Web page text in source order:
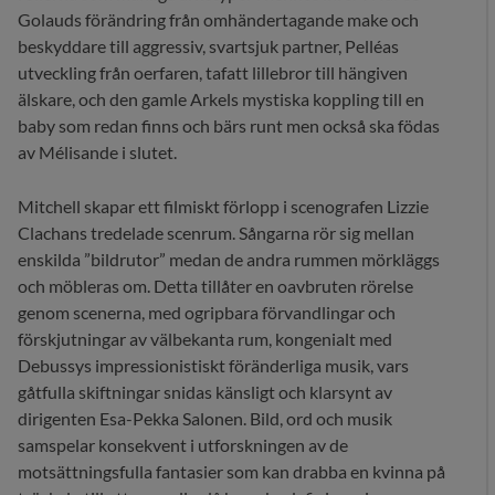
Golauds förändring från omhändertagande make och
beskyddare till aggressiv, svartsjuk partner, Pelléas
utveckling från oerfaren, tafatt lillebror till hängiven
älskare, och den gamle Arkels mystiska koppling till en
baby som redan finns och bärs runt men också ska födas
av Mélisande i slutet.
Mitchell skapar ett filmiskt förlopp i scenografen Lizzie
Clachans tredelade scenrum. Sångarna rör sig mellan
enskilda ”bildrutor” medan de andra rummen mörkläggs
och möbleras om. Detta tillåter en oavbruten rörelse
genom scenerna, med ogripbara förvandlingar och
förskjutningar av välbekanta rum, kongenialt med
Debussys impressionistiskt föränderliga musik, vars
gåtfulla skiftningar snidas känsligt och klarsynt av
dirigenten Esa-Pekka Salonen. Bild, ord och musik
samspelar konsekvent i utforskningen av de
motsättningsfulla fantasier som kan drabba en kvinna på